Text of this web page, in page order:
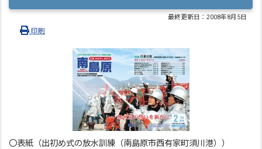
最終更新日：2008年8月5日
印刷
〇表紙（出初め式の放水訓練（南島原市西有家町須川港））